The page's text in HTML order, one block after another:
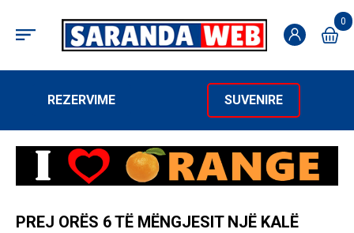
0
REZERVIME SUVENIRE
PREJ ORËS 6 TË MËNGJESIT NJË KALË